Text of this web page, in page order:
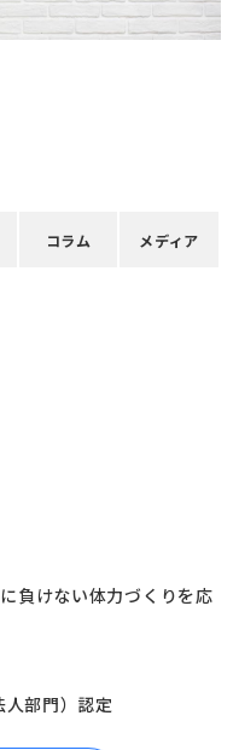
コラム メディア
負けない体力づくりを応
部門）認定